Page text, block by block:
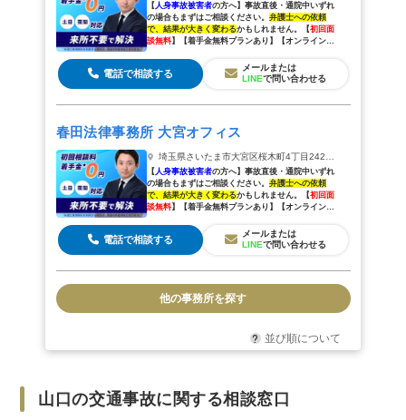
【 人身事故被害者の方へ】 事故直後・通院中いずれ
の場合もまずはご相談ください。 弁護士への依頼
で、結果が大きく変わるかもしれません。 【初回面
談無料】【着手金無料プランあり】【オンラインで
全国対応可能】
電話で相談する
メールまたは
LINEで問い合わせる
春田法律事務所 大宮オフィス
埼玉県さいたま市大宮区桜木町4丁目242鐘塚ビル2階
【 人身事故被害者の方へ】 事故直後・通院中いずれ
の場合もまずはご相談ください。 弁護士への依頼
で、結果が大きく変わるかもしれません。 【初回面
談無料】【着手金無料プランあり】【オンラインで
全国対応可能】
電話で相談する
メールまたは
LINEで問い合わせる
他の事務所を探す
並び順について
山口の交通事故に関する相談窓口